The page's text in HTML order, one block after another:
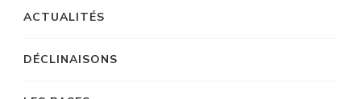
ACTUALITÉS
DÉCLINAISONS